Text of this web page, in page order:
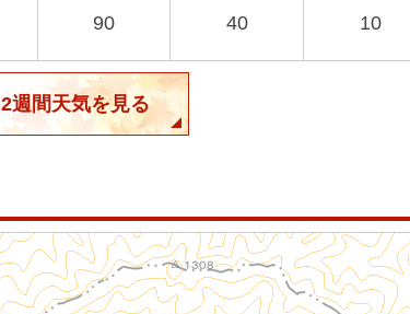
90 40 10
2週間天気を見る